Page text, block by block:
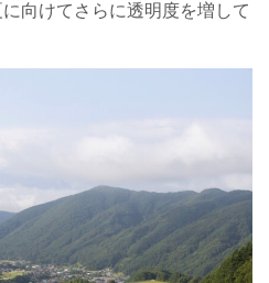
向けてさらに透明度を増して